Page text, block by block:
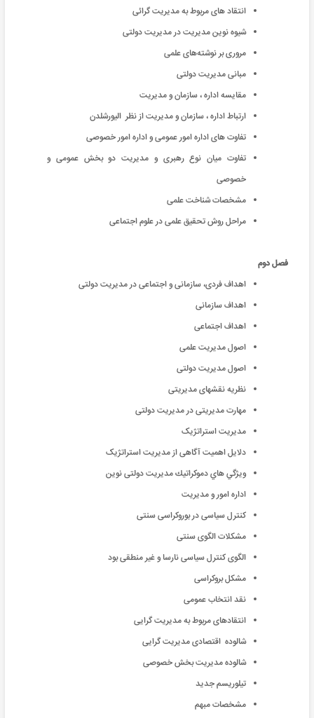
انتقاد های مربوط به مدیریت گرائی
شیوه نوین مدیریت در مدیریت دولتی
مروری بر نوشته‌های علمی
مبانی مدیریت دولتی
مقایسه اداره ، سازمان و مدیریت
ارتباط اداره ، سازمان و مدیریت از نظر الیورشلدن
تفاوت های اداره امور عمومی و اداره امور خصوصی
تفاوت میان نوع رهبری و مدیریت دو بخش عمومی و
خصوصی
مشخصات شناخت علمی
مراحل روش تحقیق علمی در علوم اجتماعی
فصل دوم
اهداف فردی، سازمانی و اجتماعی در مدیریت دولتی
اهداف سازمانی
اهداف اجتماعی
اصول مدیریت علمی
اصول مدیریت دولتی
نظریه نقشهای مدیریتی
مهارت مدیریتی در مدیریت دولتی
مدیریت استراتژیک
دلایل اهمیت آگاهی از مدیریت استراتژیک
ويژگي هاي دموكراتيك مدیریت دولتی نوین
اداره امور و مدیریت
کنترل سیاسی در بوروکراسی سنتی
مشکلات الگوی سنتی
الگوی کنترل سیاسی نارسا و غیر منطقی بود
مشکل بروکراسی
نقد انتخاب عمومی
انتقادهای مربوط به مدیریت گرایی
شالوده اقتصادی مدیریت گرایی
شالوده مدیریت بخش خصوصی
تیلوریسم جدید
مشخصات مبهم